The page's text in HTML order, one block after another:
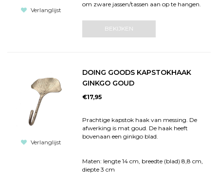
Verlanglijst
om zware jassen/tassen aan op te hangen.
BEKIJKEN
Verlanglijst
DOING GOODS KAPSTOKHAAK
GINKGO GOUD
€17,95
Prachtige kapstok haak van messing. De
afwerking is mat goud. De haak heeft
bovenaan een ginkgo blad.
Maten: lengte 14 cm, breedte (blad) 8,8 cm,
diepte 3 cm